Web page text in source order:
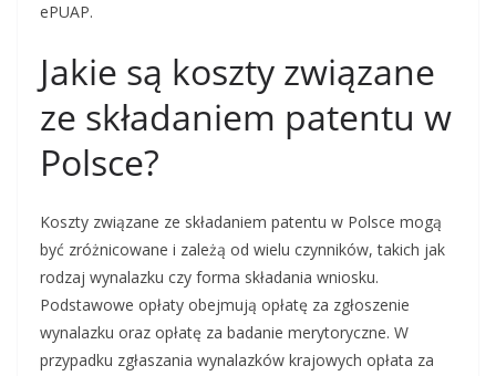
ePUAP.
Jakie są koszty związane
ze składaniem patentu w
Polsce?
Koszty związane ze składaniem patentu w Polsce mogą
być zróżnicowane i zależą od wielu czynników, takich jak
rodzaj wynalazku czy forma składania wniosku.
Podstawowe opłaty obejmują opłatę za zgłoszenie
wynalazku oraz opłatę za badanie merytoryczne. W
przypadku zgłaszania wynalazków krajowych opłata za